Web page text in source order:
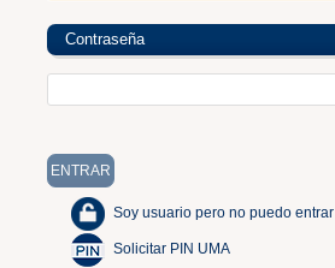
Contraseña
Soy usuario pero no puedo entrar
Solicitar PIN UMA